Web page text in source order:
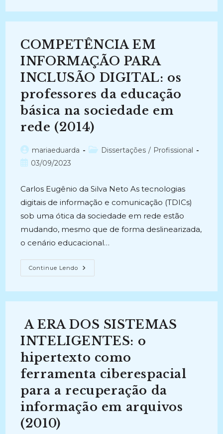
Indexação
Em
Arquivos
Jurídicos
(2010)
COMPETÊNCIA EM
INFORMAÇÃO PARA
INCLUSÃO DIGITAL: os
professores da educação
básica na sociedade em
rede (2014)
Autor
do
mariaeduarda
Categoria
Dissertações / Profissional
Post03/09/2023
Carlos Eugênio da Silva Neto As tecnologias
digitais de informação e comunicação (TDICs)
sob uma ótica da sociedade em rede estão
mudando, mesmo que de forma deslinearizada,
o cenário educacional…
Continue Lendo COMPETÊNCIA
EM
DIGITAL:
Da
Educação
Básica
Na
Sociedade
Em
(2014)
A ERA DOS SISTEMAS
INTELIGENTES: o
hipertexto como
ferramenta ciberespacial
para a recuperação da
informação em arquivos
(2010)